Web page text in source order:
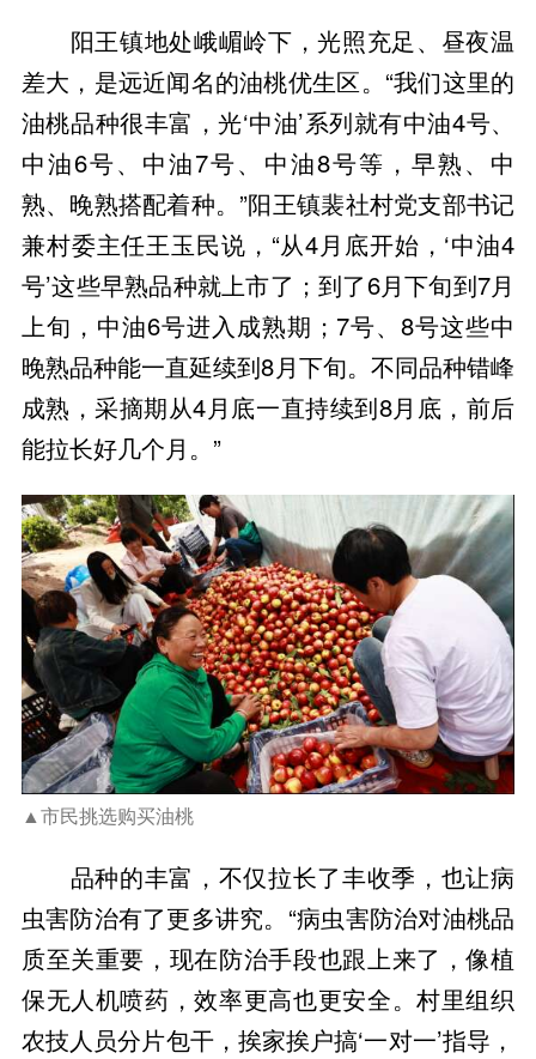
阳王镇地处峨嵋岭下，光照充足、昼夜温
差大，是远近闻名的油桃优生区。“我们这里的
油桃品种很丰富，光‘中油’系列就有中油4号、
中油6号、中油7号、中油8号等，早熟、中
熟、晚熟搭配着种。”阳王镇裴社村党支部书记
兼村委主任王玉民说，“从4月底开始，‘中油4
号’这些早熟品种就上市了；到了6月下旬到7月
上旬，中油6号进入成熟期；7号、8号这些中
晚熟品种能一直延续到8月下旬。不同品种错峰
成熟，采摘期从4月底一直持续到8月底，前后
能拉长好几个月。”
▲市民挑选购买油桃
品种的丰富，不仅拉长了丰收季，也让病
虫害防治有了更多讲究。“病虫害防治对油桃品
质至关重要，现在防治手段也跟上来了，像植
保无人机喷药，效率更高也更安全。村里组织
农技人员分片包干，挨家挨户搞‘一对一’指导，